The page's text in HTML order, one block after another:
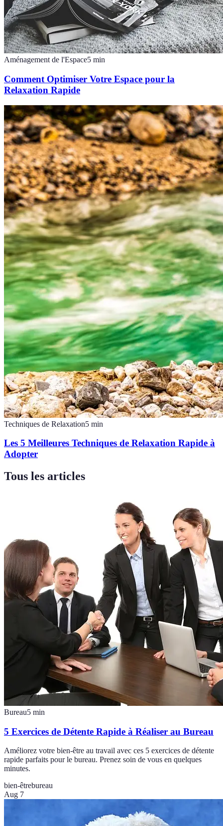
Aménagement de l'Espace5 min
Comment Optimiser Votre Espace pour la
Relaxation Rapide
Techniques de Relaxation5 min
Les 5 Meilleures Techniques de Relaxation Rapide à
Adopter
Tous les articles
Bureau5 min
5 Exercices de Détente Rapide à Réaliser au Bureau
Améliorez votre bien-être au travail avec ces 5 exercices de détente
rapide parfaits pour le bureau. Prenez soin de vous en quelques
minutes.
bien-êtrebureau
Aug 7